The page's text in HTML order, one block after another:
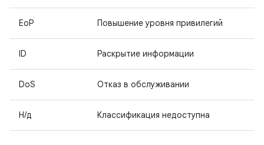
EoP Повышение уровня привилегий
ID Раскрытие информации
DoS Отказ в обслуживании
Н/д Классификация недоступна